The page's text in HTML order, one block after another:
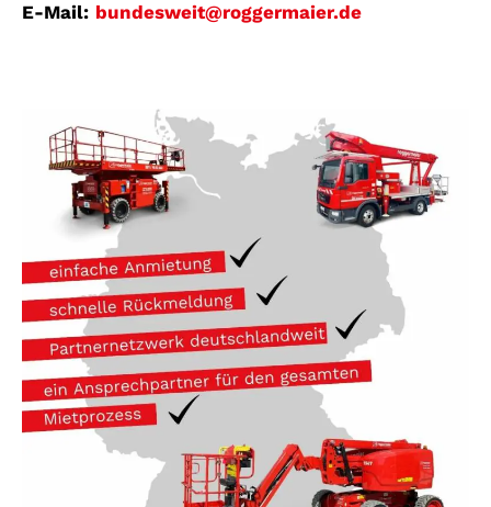
E-Mail: bundesweit@roggermaier.de